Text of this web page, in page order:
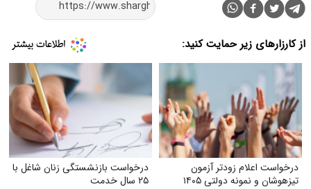
از کارزارهای زیر حمایت کنید:
درخواست اعلام زودتر آزمون
تیزهوشان و نمونه دولتی ۱۴۰۵
درخواست بازنشستگی زنان شاغل با
۲۵ سال خدمت